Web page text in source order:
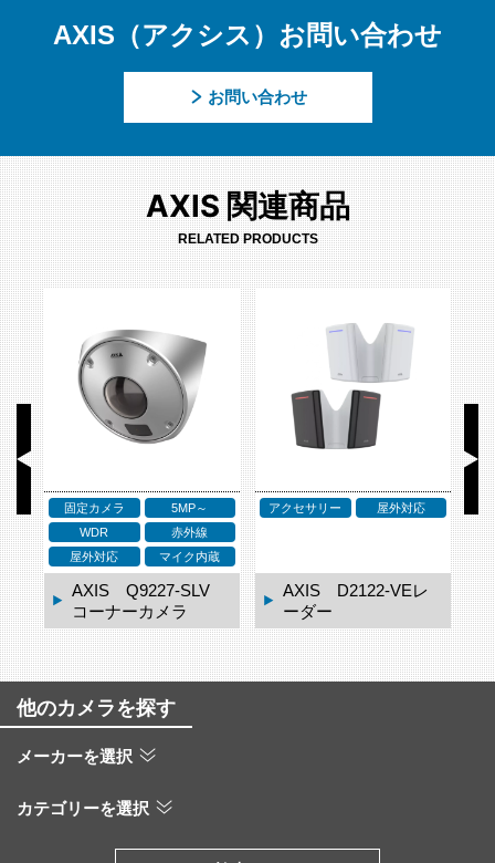
AXIS（アクシス）お問い合わせ
お問い合わせ
AXIS 関連商品
RELATED PRODUCTS
固定カメラ
5MP～
WDR
赤外線
屋外対応
マイク内蔵
AXIS Q9227-SLV
コーナーカメラ
アクセサリー 屋外対応
AXIS D2122-VEレ
ーダー
ア
ネ
他のカメラを探す
メーカーを選択
カテゴリーを選択